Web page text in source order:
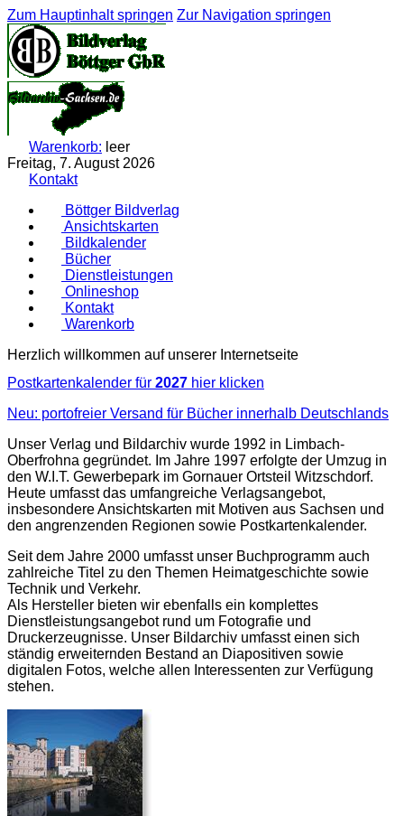
Zum Hauptinhalt springen Zur Navigation springen
Warenkorb: leer
Freitag, 7. August 2026
Kontakt
Böttger Bildverlag
Ansichtskarten
Bildkalender
Bücher
Dienstleistungen
Onlineshop
Kontakt
Warenkorb
Herzlich willkommen auf unserer Internetseite
Postkartenkalender für 2027 hier klicken
Neu: portofreier Versand für Bücher innerhalb Deutschlands
Unser Verlag und Bildarchiv wurde 1992 in Limbach-
Oberfrohna gegründet. Im Jahre 1997 erfolgte der Umzug in
den W.I.T. Gewerbepark im Gornauer Ortsteil Witzschdorf.
Heute umfasst das umfangreiche Verlagsangebot,
insbesondere Ansichtskarten mit Motiven aus Sachsen und
den angrenzenden Regionen sowie Postkartenkalender.
Seit dem Jahre 2000 umfasst unser Buchprogramm auch
zahlreiche Titel zu den Themen Heimatgeschichte sowie
Technik und Verkehr.
Als Hersteller bieten wir ebenfalls ein komplettes
Dienstleistungsangebot rund um Fotografie und
Druckerzeugnisse. Unser Bildarchiv umfasst einen sich
ständig erweiternden Bestand an Diapositiven sowie
digitalen Fotos, welche allen Interessenten zur Verfügung
stehen.